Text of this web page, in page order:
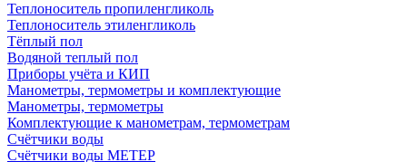
Теплоноситель пропиленгликоль
Теплоноситель этиленгликоль
Тёплый пол
Водяной теплый пол
Приборы учёта и КИП
Манометры, термометры и комплектующие
Манометры, термометры
Комплектующие к манометрам, термометрам
Счётчики воды
Счётчики воды МЕТЕР